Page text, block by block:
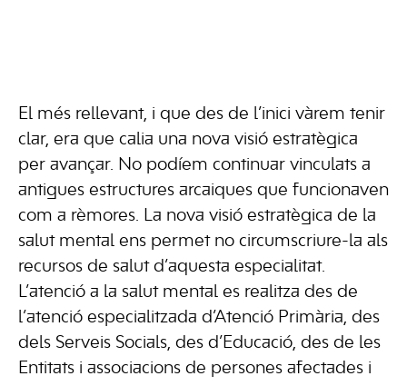
El més rellevant, i que des de l’inici vàrem tenir
clar, era que calia una nova visió estratègica
per avançar. No podíem continuar vinculats a
antigues estructures arcaiques que funcionaven
com a rèmores. La nova visió estratègica de la
salut mental ens permet no circumscriure-la als
recursos de salut d’aquesta especialitat.
L’atenció a la salut mental es realitza des de
l’atenció especialitzada d’Atenció Primària, des
dels Serveis Socials, des d’Educació, des de les
Entitats i associacions de persones afectades i